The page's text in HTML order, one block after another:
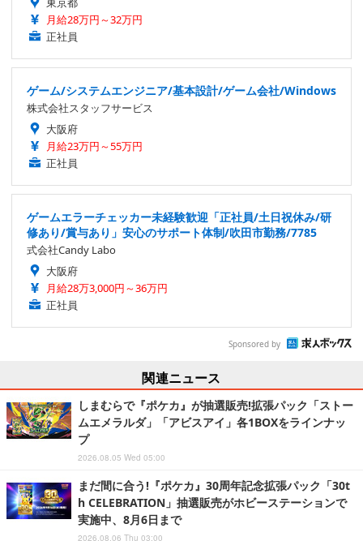
月給28万円～32万円
正社員
ゲーム/システムエンジニア/基本設計/ゲーム会社/Windows
株式会社スタッフサービス
大阪府
月給23万円～55万円
正社員
ゲームエラーチェッカー未経験歓迎「正社員/土日祝休み/研
修あり/賞与あり」安心のサポート体制/吹田市勤務/7785
式会社Candy Labo
大阪府
月給28万3,000円～36万円
正社員
Sponsored by
関連ニュース
しまむらで『ポケカ』が抽選販売!拡張パック「ストー
ムエメラルダ」「アビスアイ」各1BOXをラインナッ
プ
2026.08.05 Wed 05:00
まだ間に合う!『ポケカ』30周年記念拡張パック「30t
h CELEBRATION」抽選販売がホビーステーションで
実施中、8月6日まで
2026.08.06 Thu 03:00